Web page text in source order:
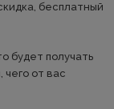
бесплатный
будет получать
чего от вас